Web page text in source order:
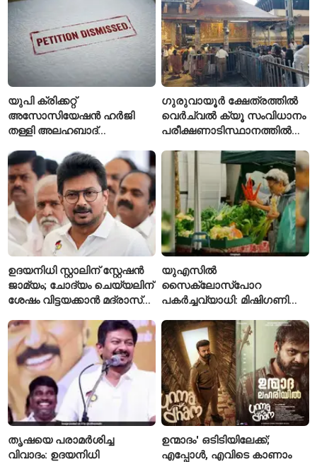
യുപി ക്രിക്കറ്റ്
അസോസിയേഷൻ ഹർജി
തള്ളി അലഹബാദ്
ഗുരുവായൂർ ക്ഷേത്രത്തിൽ
വെർച്വൽ ക്യൂ സംവിധാനം
പരീക്ഷണാടിസ്ഥാനത്തിൽ
ഉദയനിധി സ്റ്റാലിന് സ്റ്റേഷൻ
ജാമ്യം; ചോദ്യം ചെയ്യലിന്
ശേഷം വിട്ടയക്കാൻ മദ്രാസ്
യുഎസിൽ
സൈക്ലോസ്പോറ
പകർച്ചവ്യാധി: മിഷിഗണിൽ
സ്ഥിരീകരിച്ചു
തൃഷയെ പരാമർശിച്ച
വിവാദം: ഉദയനിധി
ഉന്മാദം' ഒടിടിയിലേക്ക്;
എപ്പോൾ, എവിടെ കാണാം